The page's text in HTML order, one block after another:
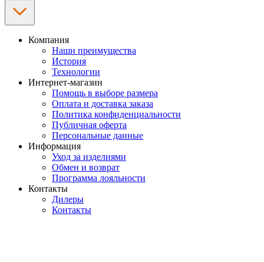
Компания
Наши преимущества
История
Технологии
Интернет-магазин
Помощь в выборе размера
Оплата и доставка заказа
Политика конфиденциальности
Публичная оферта
Персональные данные
Информация
Уход за изделиями
Обмен и возврат
Программа лояльности
Контакты
Дилеры
Контакты